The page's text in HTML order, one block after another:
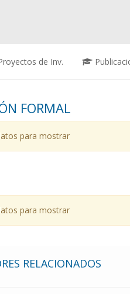
de Inv.
FORMAL
para mostrar
para mostrar
RELACIONADOS